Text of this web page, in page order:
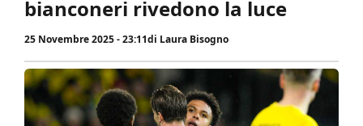
bianconeri rivedono la luce
25 Novembre 2025 - 23:11di Laura Bisogno